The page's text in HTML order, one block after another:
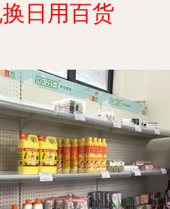
日用百货